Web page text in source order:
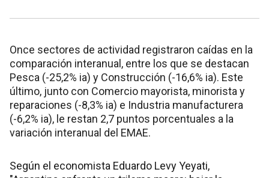
Once sectores de actividad registraron caídas en la
comparación interanual, entre los que se destacan
Pesca (-25,2% ia) y Construcción (-16,6% ia). Este
último, junto con Comercio mayorista, minorista y
reparaciones (-8,3% ia) e Industria manufacturera
(-6,2% ia), le restan 2,7 puntos porcentuales a la
variación interanual del EMAE.
Según el economista Eduardo Levy Yeyati,